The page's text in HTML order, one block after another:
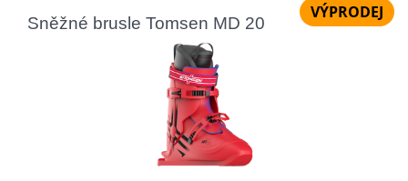
Sněžné brusle Tomsen MD 20
VÝPRODEJ